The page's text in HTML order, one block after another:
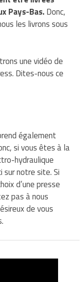
Pays-Bas.Donc,
les livrons sous
une vidéo de
Dites-nous ce
également
si vous êtes à la
hydraulique
sur notre site. Si
d’une presse
pas à nous
de vous